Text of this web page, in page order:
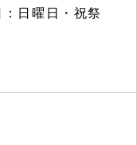
日曜日・祝祭